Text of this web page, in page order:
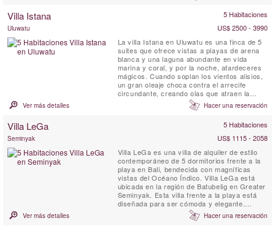
Villa Istana 5 Habitaciones
Uluwatu
US$ 2500 - 3990
La villa Istana en Uluwatu es una finca de 5
suites que ofrece vistas a playas de arena
blanca y una laguna abundante en vida
marina y coral, y por la noche, atardeceres
mágicos. Cuando soplan los vientos alisios,
un gran oleaje choca contra el arrecife
circundante, creando olas que atraen la
atención de surfistas de todo el mundo.
Ver más detalles Hacer una reservación
Villa LeGa 5 Habitaciones
Seminyak
US$ 1115 - 2058
Villa LeGa es una villa de alquiler de estilo
contemporáneo de 5 dormitorios frente a la
playa en Bali, bendecida con magníficas
vistas del Océano Índico. Villa LeGa está
ubicada en la región de Batubelig en Greater
Seminyak. Esta villa frente a la playa está
diseñada para ser cómoda y elegante.
También disfruta de vistas de 180 grados de
la puesta de sol y del océano desde dos
Ver más detalles Hacer una reservación